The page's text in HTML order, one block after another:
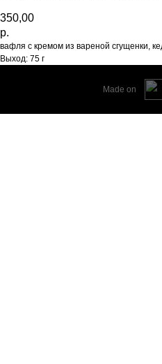
350,00
р.
вафля с кремом из вареной сгущенки,
Выход: 75 г
Made on